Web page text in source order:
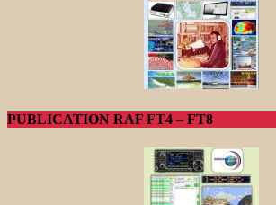
PUBLICATION RAF FT4 – FT8